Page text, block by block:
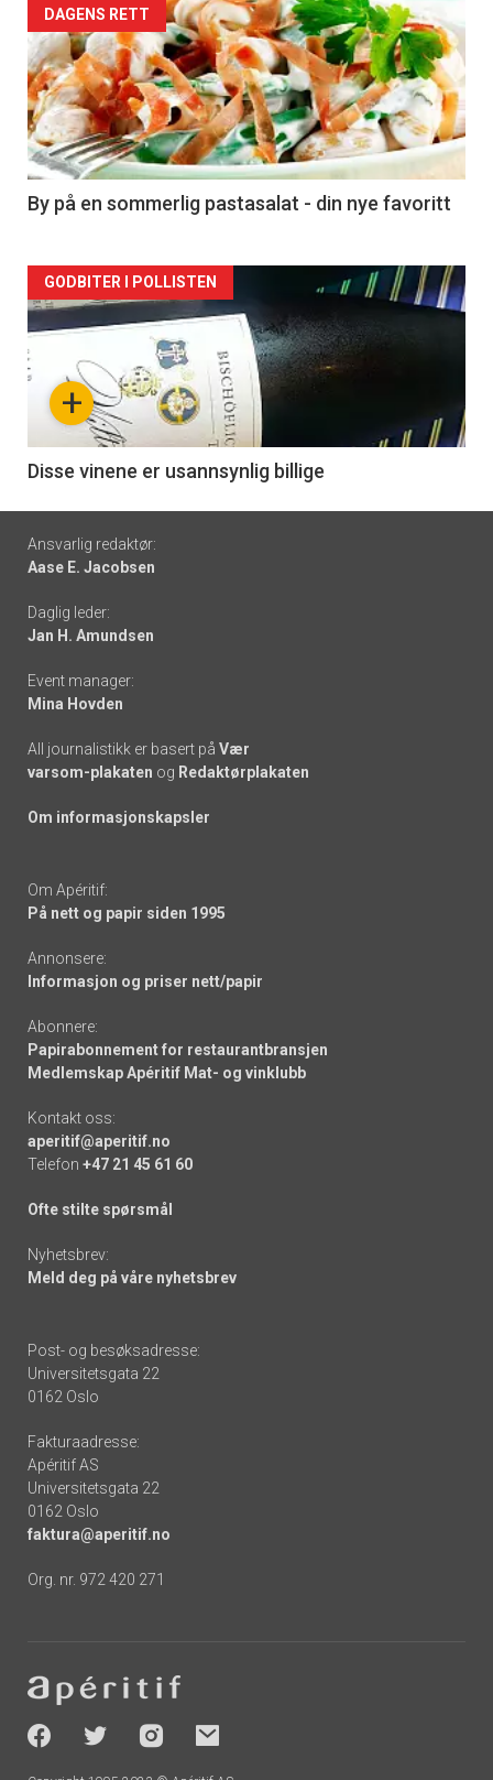
Forsiden
akkurat
nå
-
5
DAGENS RETT
By på en sommerlig pastasalat - din nye favoritt
Forsiden
akkurat
nå
6
+
GODBITER I POLLISTEN
Disse vinene er usannsynlig billige
Footer
-
links
Ansvarlig redaktør:
Aase E. Jacobsen
Daglig leder:
Jan H. Amundsen
Event manager:
Mina Hovden
All journalistikk er basert på Vær
varsom-plakaten og Redaktørplakaten
Om informasjonskapsler
Om Apéritif:
På nett og papir siden 1995
Annonsere:
Informasjon og priser nett/papir
Abonnere:
Papirabonnement for restaurantbransjen
Medlemskap Apéritif Mat- og vinklubb
Kontakt oss:
aperitif@aperitif.no
Telefon +47 21 45 61 60
Ofte stilte spørsmål
Nyhetsbrev:
Meld deg på våre nyhetsbrev
Post- og besøksadresse:
Universitetsgata 22
0162 Oslo
Fakturaadresse:
Apéritif AS
Universitetsgata 22
0162 Oslo
faktura@aperitif.no
Org. nr. 972 420 271
-
socials